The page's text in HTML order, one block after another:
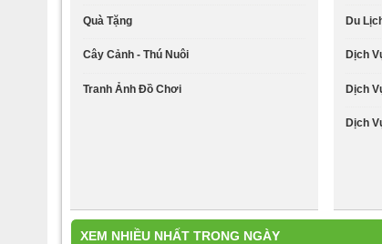
Quà Tặng
Cây Cảnh - Thú Nuôi
Tranh Ảnh Đồ Chơi
Du
Dịch
Dịch
Dịch
XEM NHIỀU NHẤT TRONG NGÀY